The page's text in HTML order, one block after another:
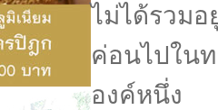
ไม่ได้รวมอ
ค่อนไปใน
องค์หนึ่ง